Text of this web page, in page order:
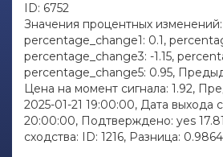
ID: 6752
Значения процентных изменений:
percentage_change1: 0.1,
percentage_change3: -1.15,
percentage_change5: 0.95,
Цена на момент сигнала: 1.92,
2025-01-21 19:00:00, Дата выхода
20:00:00, Подтверждено: yes
сходства: ID: 1216, Разница: